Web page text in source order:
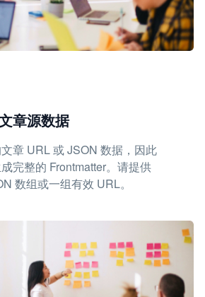
章源数据
章 URL 或 JSON 数据，因此
完整的 Frontmatter。请提供
数组或一组有效 URL。